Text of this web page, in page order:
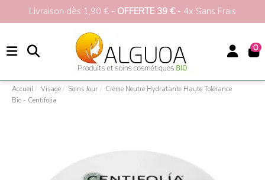
Livraison dès 1,90 € - OFFERTE 39 €- 4x Sans Frais
0
Accueil Visage Soins Jour
Crème Neutre Hydratante Haute Tolérance
Bio - Centifolia